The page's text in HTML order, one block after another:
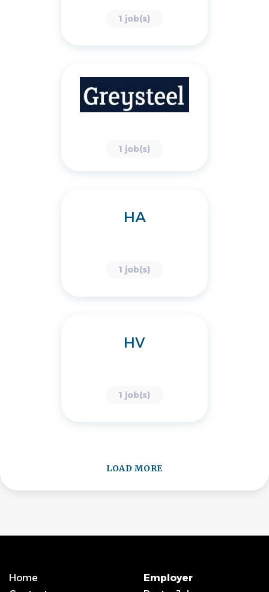
1 job(s)
1 job(s)
HA
1 job(s)
HV
1 job(s)
LOAD MORE
Home
Employer